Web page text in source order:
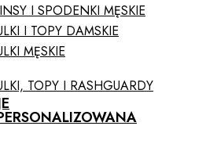
I SPODENKI MĘSKIE
I TOPY DAMSKIE
MĘSKIE
TOPY I RASHGUARDY